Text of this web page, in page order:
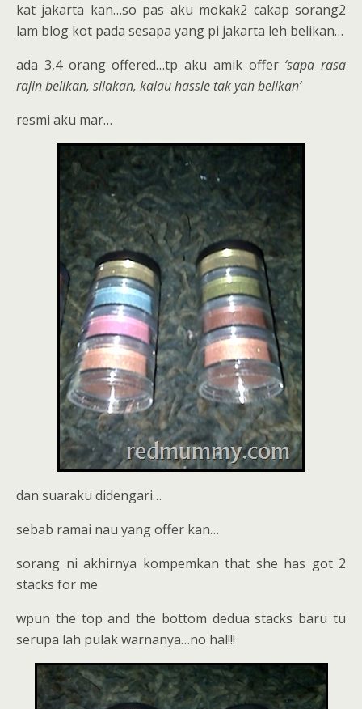
kat jakarta kan…so pas aku mokak2 cakap sorang2
lam blog kot pada sesapa yang pi jakarta leh belikan…
ada 3,4 orang offered…tp aku amik offer ‘sapa rasa
rajin belikan, silakan, kalau hassle tak yah belikan’
resmi aku mar…
dan suaraku didengari…
sebab ramai nau yang offer kan…
sorang ni akhirnya kompemkan that she has got 2
stacks for me
wpun the top and the bottom dedua stacks baru tu
serupa lah pulak warnanya…no hal!!!